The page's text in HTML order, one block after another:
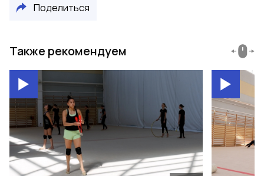
Поделиться
Также рекомендуем